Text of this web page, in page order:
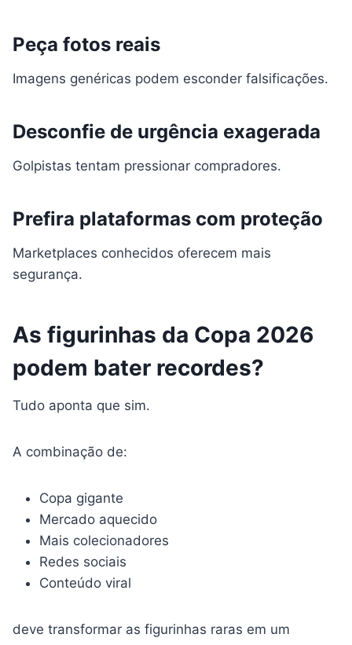
Peça fotos reais
Imagens genéricas podem esconder falsificações.
Desconfie de urgência exagerada
Golpistas tentam pressionar compradores.
Prefira plataformas com proteção
Marketplaces conhecidos oferecem mais
segurança.
As figurinhas da Copa 2026
podem bater recordes?
Tudo aponta que sim.
A combinação de:
Copa gigante
Mercado aquecido
Mais colecionadores
Redes sociais
Conteúdo viral
deve transformar as figurinhas raras em um